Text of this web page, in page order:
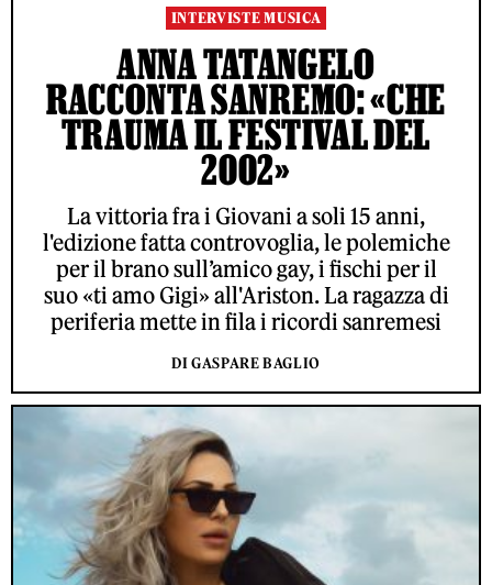
INTERVISTE MUSICA
ANNA TATANGELO
RACCONTA SANREMO: «CHE
TRAUMA IL FESTIVAL DEL
2002»
La vittoria fra i Giovani a soli 15 anni,
l'edizione fatta controvoglia, le polemiche
per il brano sull’amico gay, i fischi per il
suo «ti amo Gigi» all'Ariston. La ragazza di
periferia mette in fila i ricordi sanremesi
DI GASPARE BAGLIO